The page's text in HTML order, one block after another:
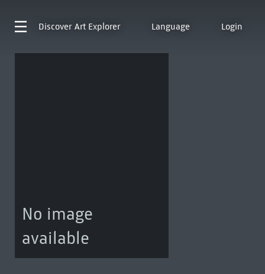
Discover Art Explorer Language Login
No image
available